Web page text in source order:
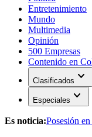
Entretenimiento
Mundo
Multimedia
Opinión
500 Empresas
Contenido en
Clasificados expand_more
Especiales expand_more
Es noticia:Posesión